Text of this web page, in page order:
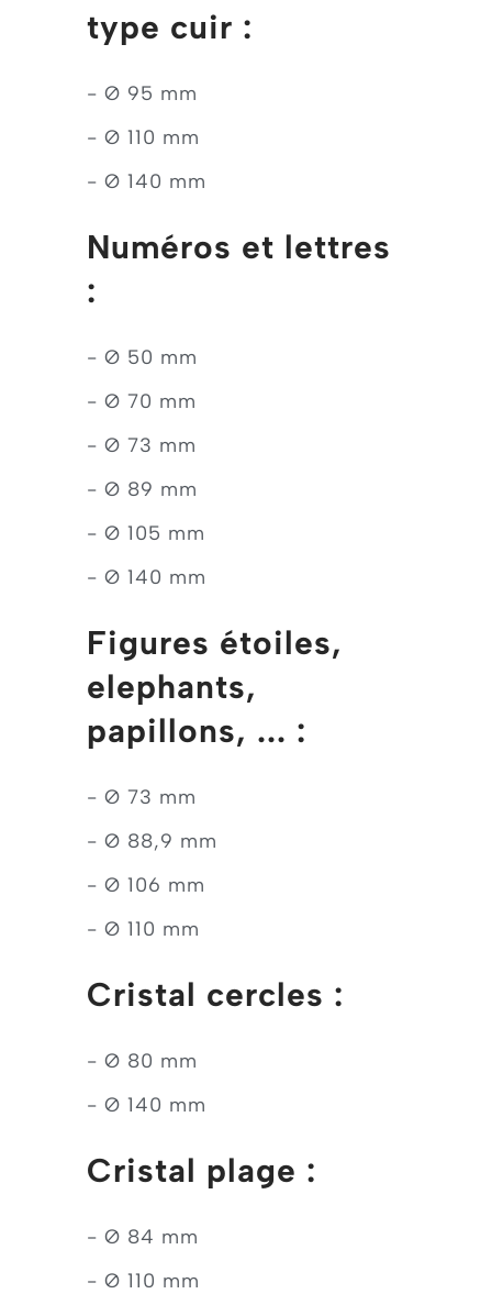
type cuir :
- Ø 95 mm
- Ø 110 mm
- Ø 140 mm
Numéros et lettres
:
- Ø 50 mm
- Ø 70 mm
- Ø 73 mm
- Ø 89 mm
- Ø 105 mm
- Ø 140 mm
Figures étoiles,
elephants,
papillons, ... :
- Ø 73 mm
- Ø 88,9 mm
- Ø 106 mm
- Ø 110 mm
Cristal cercles :
- Ø 80 mm
- Ø 140 mm
Cristal plage :
- Ø 84 mm
- Ø 110 mm